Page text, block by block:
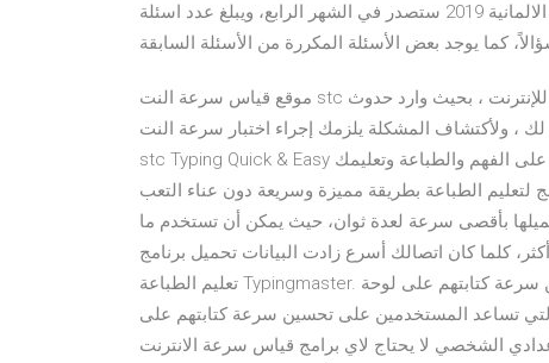
الأخرى بمشاهدة العرض التوضيحي. اسئلة شهادة السواقة الالمانية 2019 ستصدر في الشهر الرابع، ويبلغ عدد اسئلة
موقع قياس سرعة النت stc يعتبر من أهم المواقع التي نستخدمها لمعرفة السرعة الحقيقية للإنترنت ، بحيث وارد حدوث
، ولأكتشاف المشكلة يلزمك إجراء اختبار سرعة النت
stc Typing Quick & Easy برنامج الطباعة يمكنك التعليم السريع لتعليمك ومساعدتك على الفهم والطباعة وتعليمك
لتعليم الطباعة بطريقة مميزة وسريعة دون عناء التعب
بأقصى سرعة لعدة ثوان، حيث يمكن أن تستخدم ما
أكثر، كلما كان اتصالك أسرع زادت البيانات تحميل برنامج
تعليم الطباعة Typingmaster. العديد من مستخدمي الحاسب الآلي يرغبون دائما في تحسن سرعة كتابتهم على لوحة
التي تساعد المستخدمين على تحسين سرعة كتابتهم على
الشخصي لا يحتاج لاي برامج قياس سرعة الانترنت